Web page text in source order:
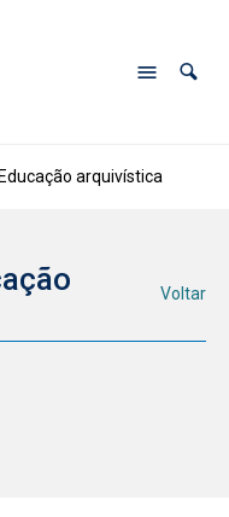
Educação arquivística
Voltar